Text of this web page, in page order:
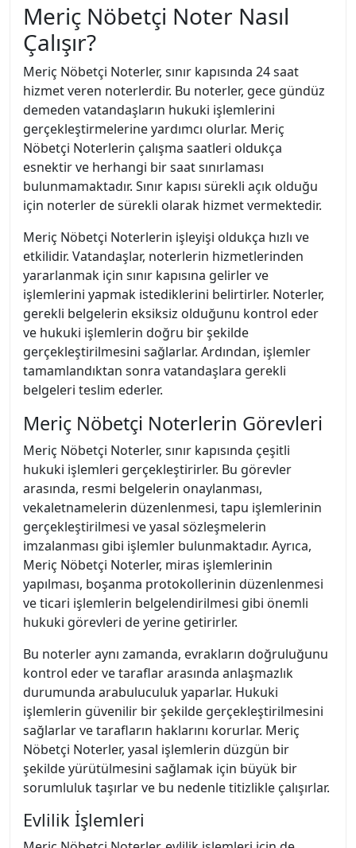
Meriç Nöbetçi Noter Nasıl
Çalışır?
Meriç Nöbetçi Noterler, sınır kapısında 24 saat
hizmet veren noterlerdir. Bu noterler, gece gündüz
demeden vatandaşların hukuki işlemlerini
gerçekleştirmelerine yardımcı olurlar. Meriç
Nöbetçi Noterlerin çalışma saatleri oldukça
esnektir ve herhangi bir saat sınırlaması
bulunmamaktadır. Sınır kapısı sürekli açık olduğu
için noterler de sürekli olarak hizmet vermektedir.
Meriç Nöbetçi Noterlerin işleyişi oldukça hızlı ve
etkilidir. Vatandaşlar, noterlerin hizmetlerinden
yararlanmak için sınır kapısına gelirler ve
işlemlerini yapmak istediklerini belirtirler. Noterler,
gerekli belgelerin eksiksiz olduğunu kontrol eder
ve hukuki işlemlerin doğru bir şekilde
gerçekleştirilmesini sağlarlar. Ardından, işlemler
tamamlandıktan sonra vatandaşlara gerekli
belgeleri teslim ederler.
Meriç Nöbetçi Noterlerin Görevleri
Meriç Nöbetçi Noterler, sınır kapısında çeşitli
hukuki işlemleri gerçekleştirirler. Bu görevler
arasında, resmi belgelerin onaylanması,
vekaletnamelerin düzenlenmesi, tapu işlemlerinin
gerçekleştirilmesi ve yasal sözleşmelerin
imzalanması gibi işlemler bulunmaktadır. Ayrıca,
Meriç Nöbetçi Noterler, miras işlemlerinin
yapılması, boşanma protokollerinin düzenlenmesi
ve ticari işlemlerin belgelendirilmesi gibi önemli
hukuki görevleri de yerine getirirler.
Bu noterler aynı zamanda, evrakların doğruluğunu
kontrol eder ve taraflar arasında anlaşmazlık
durumunda arabuluculuk yaparlar. Hukuki
işlemlerin güvenilir bir şekilde gerçekleştirilmesini
sağlarlar ve tarafların haklarını korurlar. Meriç
Nöbetçi Noterler, yasal işlemlerin düzgün bir
şekilde yürütülmesini sağlamak için büyük bir
sorumluluk taşırlar ve bu nedenle titizlikle çalışırlar.
Evlilik İşlemleri